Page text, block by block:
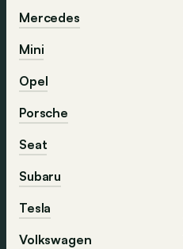
Mercedes
Mini
Opel
Porsche
Seat
Subaru
Tesla
Volkswagen